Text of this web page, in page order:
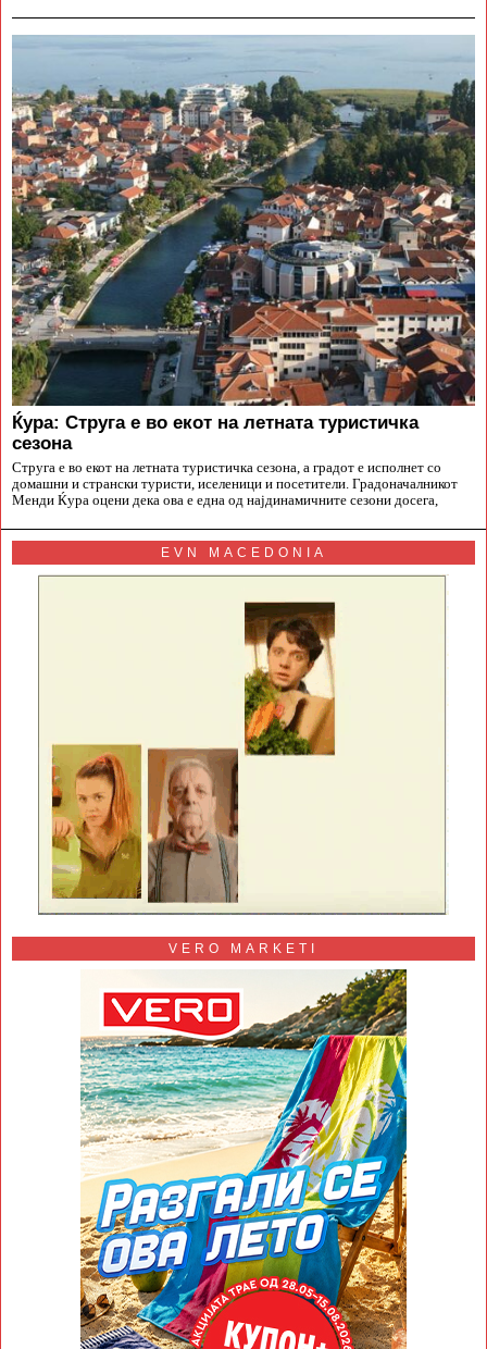
Ќура: Струга е во екот на летната туристичка
сезона
Струга е во екот на летната туристичка сезона, а градот е исполнет со
домашни и странски туристи, иселеници и посетители. Градоначалникот
Менди Ќура оцени дека ова е една од најдинамичните сезони досега,
EVN MACEDONIA
VERO MARKETI